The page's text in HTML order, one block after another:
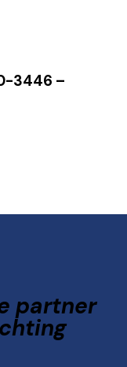
3446 –
partner